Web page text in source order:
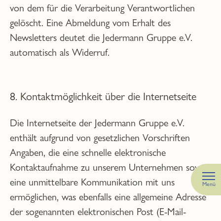
Menü
von dem für die Verarbeitung Verantwortlichen
gelöscht. Eine Abmeldung vom Erhalt des
Newsletters deutet die Jedermann Gruppe e.V.
automatisch als Widerruf.
8. Kontaktmöglichkeit über die Internetseite
Die Internetseite der Jedermann Gruppe e.V.
enthält aufgrund von gesetzlichen Vorschriften
Angaben, die eine schnelle elektronische
Kontaktaufnahme zu unserem Unternehmen sowie
eine unmittelbare Kommunikation mit uns
ermöglichen, was ebenfalls eine allgemeine Adresse
der sogenannten elektronischen Post (E-Mail-